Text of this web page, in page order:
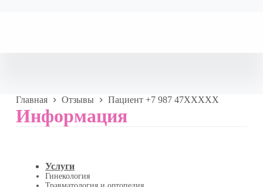
Главная Отзывы Пациент +7 987 47XXXXX
Информация
Услуги
Гинекология